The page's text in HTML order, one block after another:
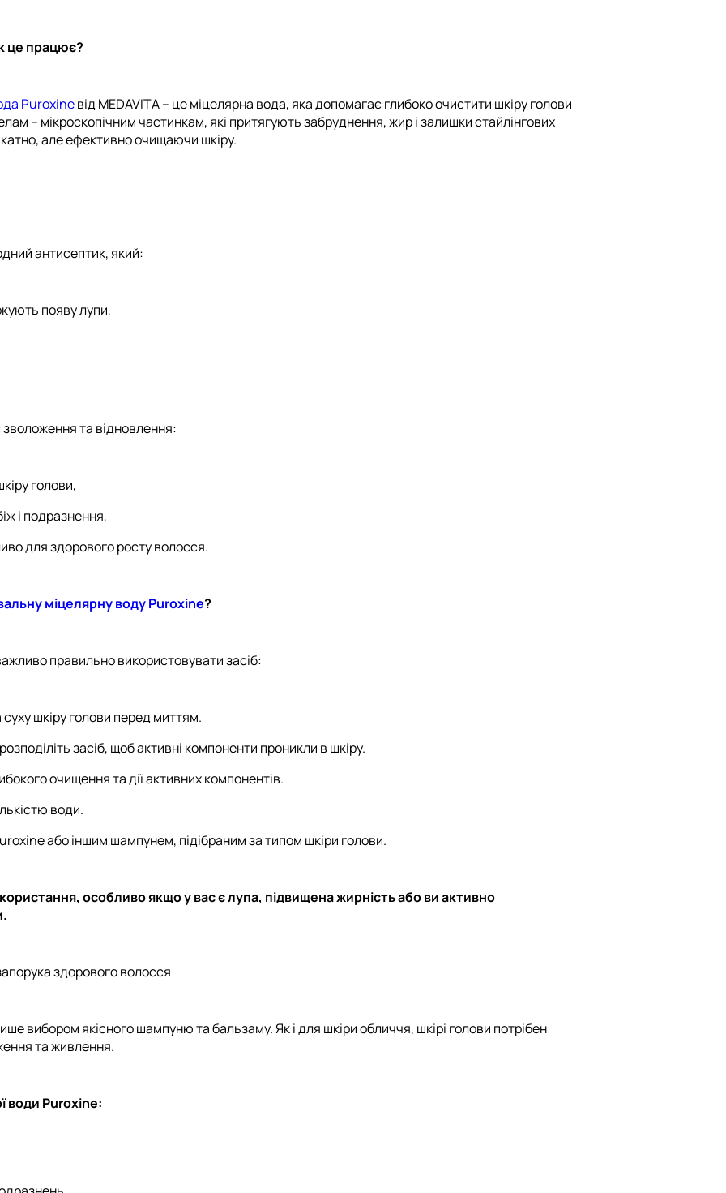
це працює?
Puroxineвід MEDAVITA – це міцелярна вода, яка допомагає глибоко очистити шкіру голови
– мікроскопічним частинкам, які притягують забруднення, жир і залишки стайлінгових
але ефективно очищаючи шкіру.
антисептик, який:
появу лупи,
та відновлення:
голови,
і подразнення,
для здорового росту волосся.
міцелярну воду Puroxine?
правильно використовувати засіб:
шкіру голови перед миттям.
засіб, щоб активні компоненти проникли в шкіру.
очищення та дії активних компонентів.
води.
або іншим шампунем, підібраним за типом шкіри голови.
особливо якщо у вас є лупа, підвищена жирність або ви активно
здорового волосся
вибором якісного шампуню та бальзаму. Як і для шкіри обличчя, шкірі голови потрібен
та живлення.
води Puroxine: